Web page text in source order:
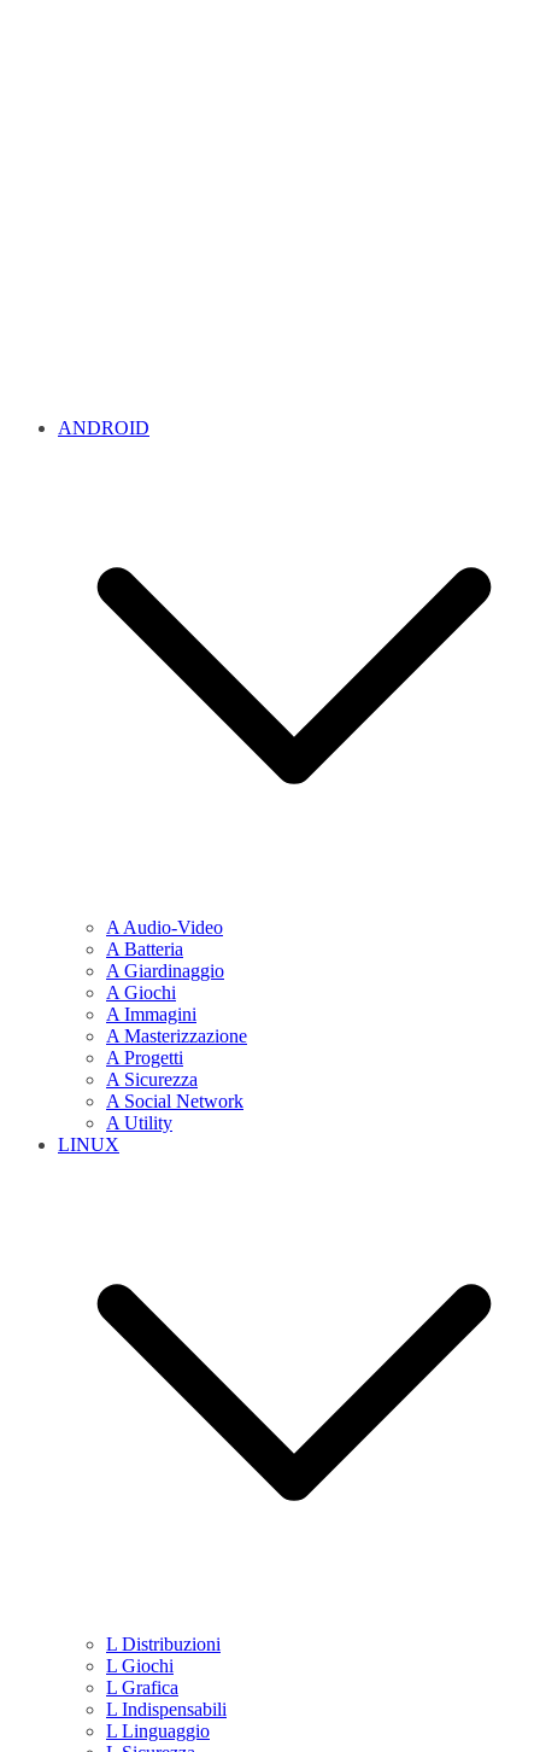
ANDROID
A Audio-Video
A Batteria
A Giardinaggio
A Giochi
A Immagini
A Masterizzazione
A Progetti
A Sicurezza
A Social Network
A Utility
LINUX
L Distribuzioni
L Giochi
L Grafica
L Indispensabili
L Linguaggio